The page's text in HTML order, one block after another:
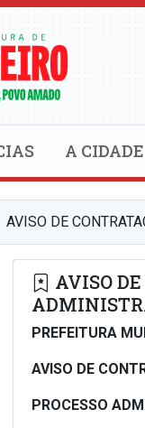
A CIDADE
AVISO DE
AVISO
PREFEITURA
AVISO DE
PROCESSO